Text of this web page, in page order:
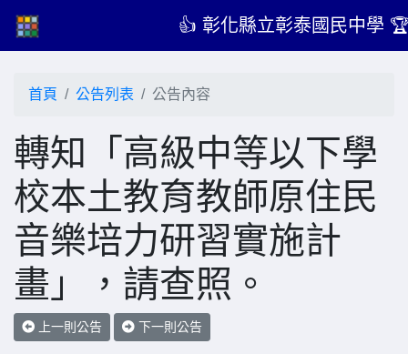
👍 彰化縣立彰泰國民中學
首頁 公告列表 公告內容
轉知「高級中等以下學
校本土教育教師原住民
音樂培力研習實施計
畫」，請查照。
上一則公告 下一則公告